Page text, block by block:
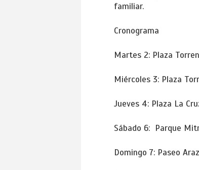
familiar.
Cronograma
Martes 2: Plaza
Miércoles 3: Plaza
Jueves 4: Plaza La
Sábado 6: Parque
Domingo 7: Paseo